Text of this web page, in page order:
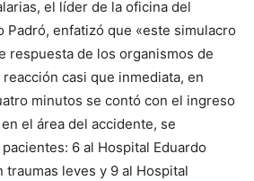
el líder de la oficina del
Padró, enfatizó que «este simulacro
respuesta de los organismos de
casi que inmediata, en
minutos se contó con el ingreso
el área del accidente, se
6 al Hospital Eduardo
traumas leves y 9 al Hospital